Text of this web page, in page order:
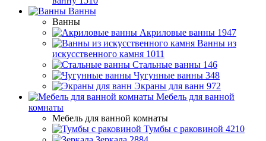
Ванны
Ванны
Акриловые ванны 1947
Ванны из
искусственного камня 1011
Стальные ванны 146
Чугунные ванны 348
Экраны для ванн 972
Мебель для ванной
комнаты
Мебель для ванной комнаты
Тумбы с раковиной 4210